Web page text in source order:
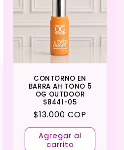
CONTORNO EN
BARRA AH TONO 5
OG OUTDOOR
S8441-05
Precio
habitual
$13.000 COP
Agregar al
carrito